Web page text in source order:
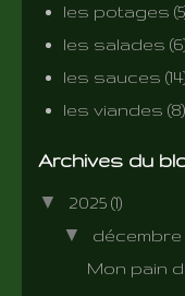
les potages
les salades
les sauces
les viandes (8)
Archives du
▼ 2025 (1)
▼ décembre
Mon pain